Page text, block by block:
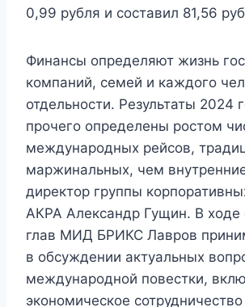
0,99 рубля и составил 81,56
Финансы определяют жизнь
компаний, семей и каждого
отдельности. Результаты 2024
прочего определены ростом
международных рейсов,
маржинальных, чем
директор группы
АКРА Александр Гущин. В ходе
глав МИД БРИКС Лавров
в обсуждении актуальных
международной повестки,
экономическое сотрудничество